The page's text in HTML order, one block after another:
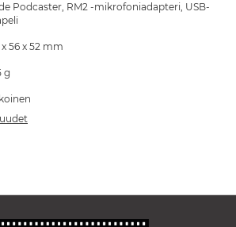
Podcaster, RM2 -mikrofoniadapteri, USB-
x 56 x 52 mm
g